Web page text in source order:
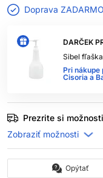
DARČEK
Sibel
Pri nákupe
Cisoria a
Doprava
Prezrite si
Opýtať